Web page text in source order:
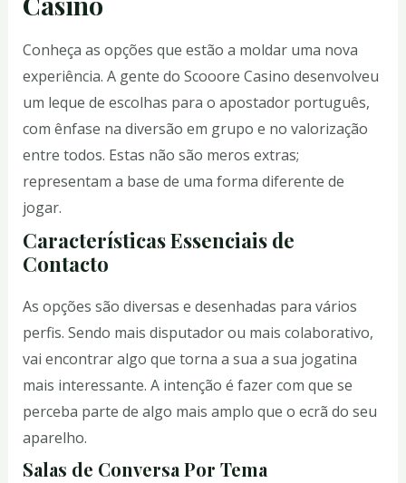
Conheça as opções que estão a moldar uma nova
experiência. A gente do Scooore Casino desenvolveu
um leque de escolhas para o apostador português,
com ênfase na diversão em grupo e no valorização
entre todos. Estas não são meros extras;
representam a base de uma forma diferente de
jogar.
Características Essenciais de
Contacto
As opções são diversas e desenhadas para vários
perfis. Sendo mais disputador ou mais colaborativo,
vai encontrar algo que torna a sua a sua jogatina
mais interessante. A intenção é fazer com que se
perceba parte de algo mais amplo que o ecrã do seu
aparelho.
Salas de Conversa Por Tema